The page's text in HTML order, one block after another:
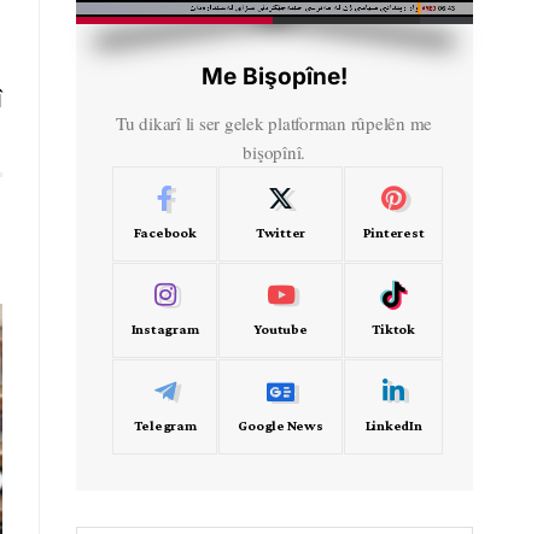
Me Bişopîne!
Tu dikarî li ser gelek platforman rûpelên me
bişopînî.
Facebook Twitter Pinterest
Instagram Youtube Tiktok
Telegram Google News LinkedIn